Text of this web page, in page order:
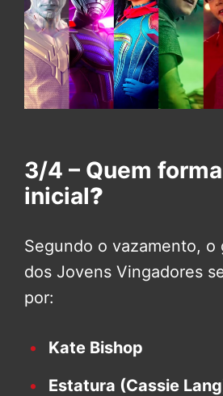
3/4 – Quem
inicial?
Segundo o vazamento, o
dos Jovens Vingadores
por:
Kate Bishop
Estatura (Cassie Lang